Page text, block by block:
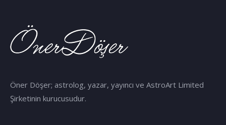
Öner Döşer; astrolog, yazar, yayıncı ve AstroArt Limited
Şirketinin kurucusudur.